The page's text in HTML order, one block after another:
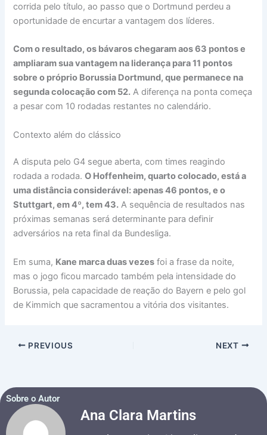
corrida pelo título, ao passo que o Dortmund perdeu a
oportunidade de encurtar a vantagem dos líderes.
Com o resultado, os bávaros chegaram aos 63 pontos e
ampliaram sua vantagem na liderança para 11 pontos
sobre o próprio Borussia Dortmund, que permanece na
segunda colocação com 52. A diferença na ponta começa
a pesar com 10 rodadas restantes no calendário.
Contexto além do clássico
A disputa pelo G4 segue aberta, com times reagindo
rodada a rodada.O Hoffenheim, quarto colocado, está a
uma distância considerável: apenas 46 pontos, e o
Stuttgart, em 4º, tem 43. A sequência de resultados nas
próximas semanas será determinante para definir
adversários na reta final da Bundesliga.
Em suma, Kane marca duas vezes foi a frase da noite,
mas o jogo ficou marcado também pela intensidade do
Borussia, pela capacidade de reação do Bayern e pelo gol
de Kimmich que sacramentou a vitória dos visitantes.
PREVIOUS NEXT
Sobre o Autor
Ana Clara Martins